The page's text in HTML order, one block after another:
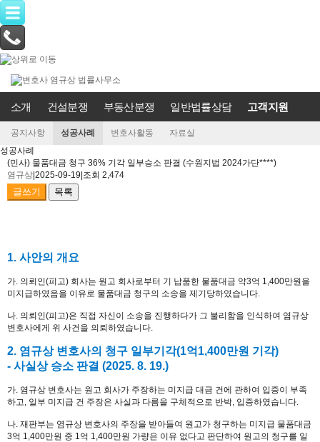
소개 건설분쟁 부동산분쟁 일반법률상담 고객지원
공지사항 성공사례 변호사활동
자료실
성공사례
(민사) 물품대금 청구 36% 기각 일부승소 판결 (수원지법 2024가단****)
염규상 2025-09-19 조회 2,474
글쓰기 목록
1. 사안의 개요
가. 의뢰인(피고) 회사는 원고 회사로부터 기 납품한 물품대금 약3억 1,400만원을
미지급하였음을 이유로 물품대금 청구의 소송을 제기당하였습니다.
나. 의뢰인(피고)은 직접 자신이 소송을 진행하다가 그 불리함을 인식하여 염규상
변호사에게 위 사건을 의뢰하였습니다.
2. 염규상 변호사의 청구 일부기각(1억1,400만원 기각)
- 사실상 승소 판결 (2025. 8. 19.)
가. 염규상 변호사는 원고 회사가 주장하는 미지급 대금 건에 관하여 입증이 부족
하고, 일부 미지급 건 주장은 사실과 다름을 구체적으로 반박, 입증하였습니다.
나. 재판부는 염규상 변호사의 주장을 받아들여 원고가 청구하는 미지급 물품대금
3억 1,400만원 중 1억 1,400만원 가량은 이유 없다고 판단하여 원고의 청구를 일